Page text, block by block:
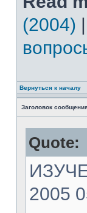
(2004) |
Вернуться к началу
Заголовок
Quote:
2005